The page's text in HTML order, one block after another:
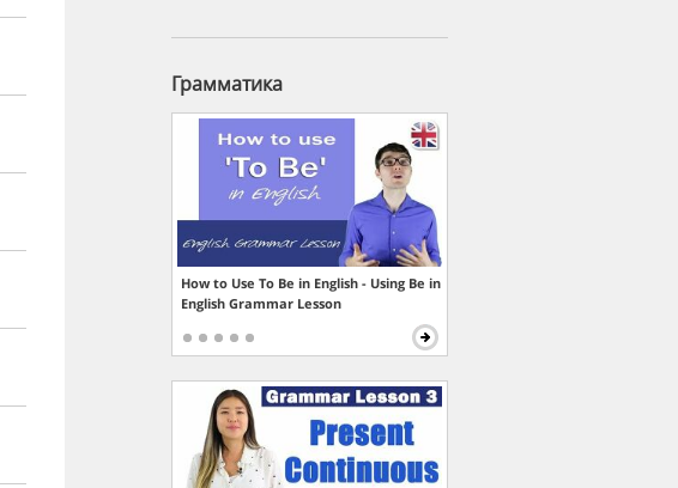
Грамматика
How to Use To Be in English - Using Be in
English Grammar Lesson